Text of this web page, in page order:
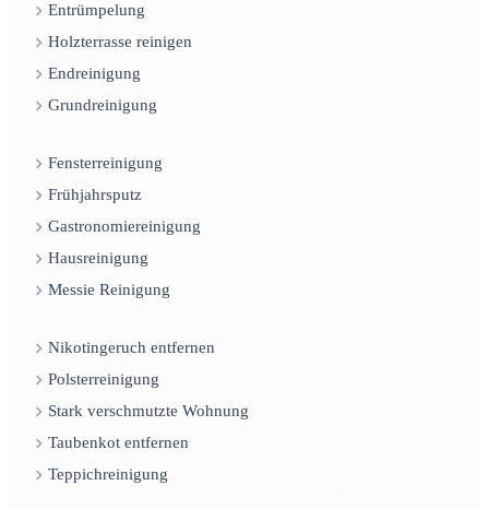
Entrümpelung
Holzterrasse reinigen
Endreinigung
Grundreinigung
Fensterreinigung
Frühjahrsputz
Gastronomiereinigung
Hausreinigung
Messie Reinigung
Nikotingeruch entfernen
Polsterreinigung
Stark verschmutzte Wohnung
Taubenkot entfernen
Teppichreinigung